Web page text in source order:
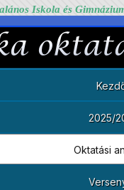
Iskola és
2025/
Oktatási